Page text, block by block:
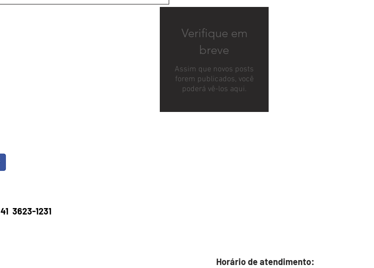
Verifique em
breve
Assim que novos posts
forem publicados, você
poderá vê-los aqui.
41 3623-1231
Horário de atendimento: